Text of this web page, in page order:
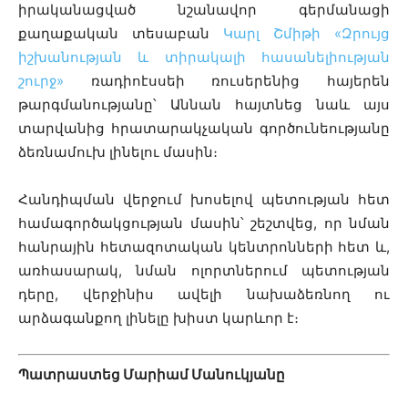
իրականացվածնշանավոր գերմանացի
քաղաքական տեսաբան Կարլ Շմիթի «Զրույց
իշխանության և տիրակալի հասանելիության
շուրջ» ռադիոէսսեի ռուսերենից հայերեն
թարգմանությանը՝ Աննան հայտնեց նաև այս
տարվանից հրատարակչական գործունեությանը
ձեռնամուխ լինելու մասին։
Հանդիպման վերջում խոսելով պետության հետ
համագործակցության մասին՝ շեշտվեց, որ նման
հանրային հետազոտական կենտրոնների հետ և,
առհասարակ, նման ոլորտներում պետության
դերը, վերջինիս ավելի նախաձեռնող ու
արձագանքող լինելը խիստ կարևոր է։
Պատրաստեց Մարիամ Մանուկյանը